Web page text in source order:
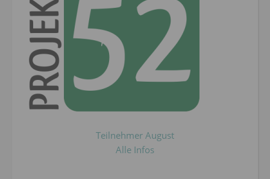
Teilnehmer August
Alle Infos